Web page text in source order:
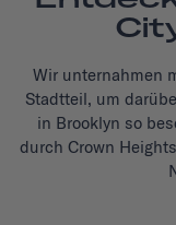
Wir unternahmen
Stadtteil, um
in Brooklyn so
durch Crown